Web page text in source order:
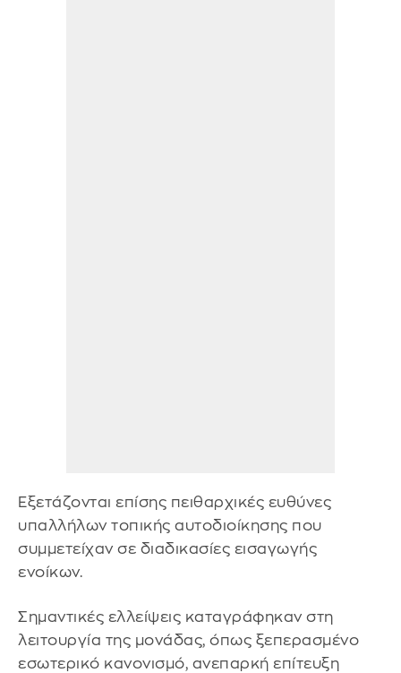
Εξετάζονται επίσης πειθαρχικές ευθύνες
υπαλλήλων τοπικής αυτοδιοίκησης που
συμμετείχαν σε διαδικασίες εισαγωγής
ενοίκων.
Σημαντικές ελλείψεις καταγράφηκαν στη
λειτουργία της μονάδας, όπως ξεπερασμένο
εσωτερικό κανονισμό, ανεπαρκή επίτευξη